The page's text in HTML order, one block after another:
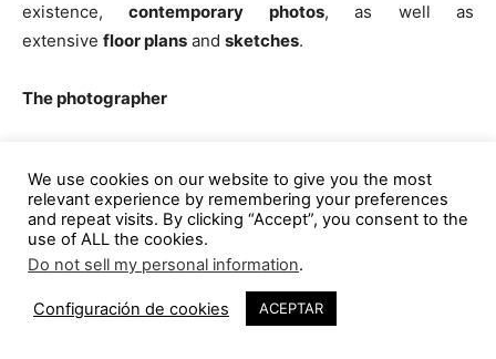
existence,contemporary photos, as well as
extensive floor plans and sketches.
The photographer
Californian architecture have burned themselves into the
retina of the 20th century. A book on modern architecture
without Shulman is inconceivable. Some of his
architectural photographs, like the iconic shots of Frank
Lloyd Wright’s or Pierre Koenig’s remarkable structures,
have been published countless times. The brilliance of
We use cookies on our website to give you the most
relevant experience by remembering your preferences
and repeat visits. By clicking “Accept”, you consent to the
use of ALL the cookies.
Do not sell my personal information.
Configuración de cookies ACEPTAR